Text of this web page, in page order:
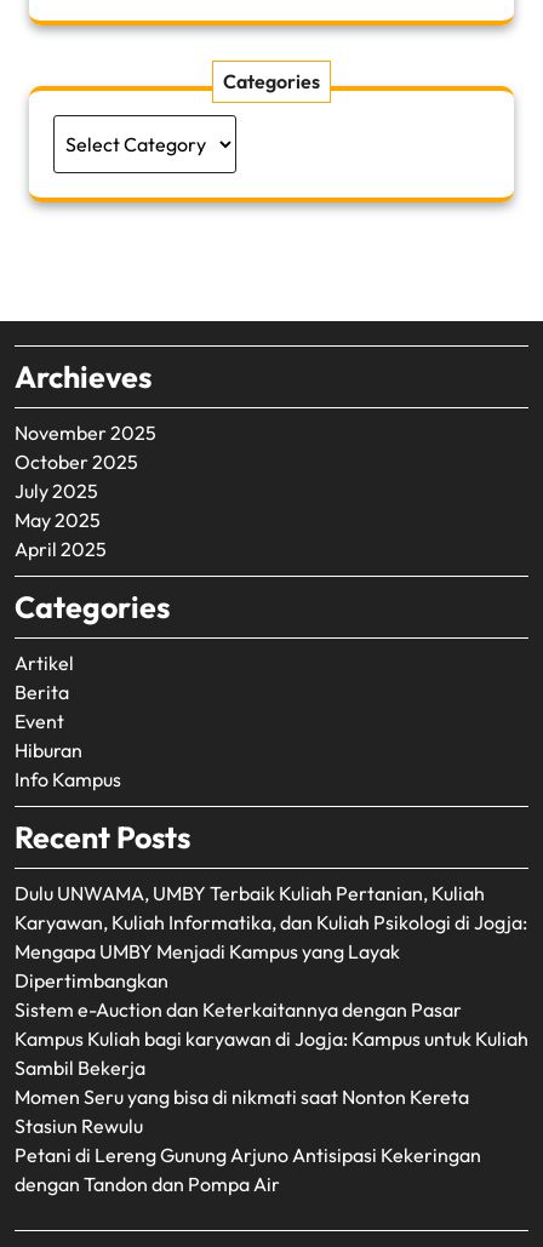
Categories
Archieves
November 2025
October 2025
July 2025
May 2025
April 2025
Categories
Artikel
Berita
Event
Hiburan
Info Kampus
Recent Posts
Dulu UNWAMA, UMBY Terbaik Kuliah Pertanian, Kuliah
Karyawan, Kuliah Informatika, dan Kuliah Psikologi di Jogja:
Mengapa UMBY Menjadi Kampus yang Layak
Dipertimbangkan
Sistem e-Auction dan Keterkaitannya dengan Pasar
Kampus Kuliah bagi karyawan di Jogja: Kampus untuk Kuliah
Sambil Bekerja
Momen Seru yang bisa di nikmati saat Nonton Kereta
Stasiun Rewulu
Petani di Lereng Gunung Arjuno Antisipasi Kekeringan
dengan Tandon dan Pompa Air